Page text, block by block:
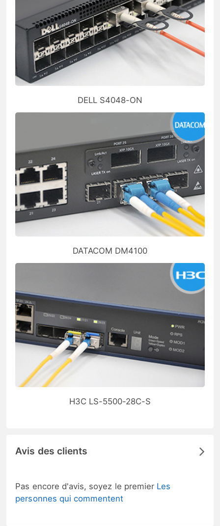
DELL S4048-ON
DATACOM DM4100
H3C LS-5500-28C-S
Avis des clients
Pas encore d'avis, soyez le premier Les
personnes qui commentent